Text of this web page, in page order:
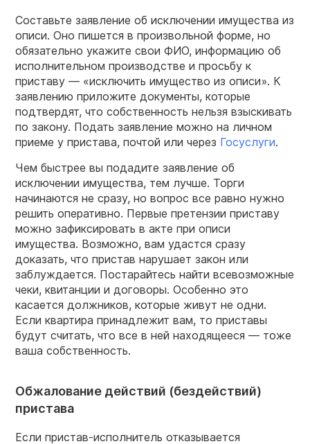
Составьте заявление об исключении имущества из
описи. Оно пишется в произвольной форме, но
обязательно укажите свои ФИО, информацию об
исполнительном производстве и просьбу к
приставу — «исключить имущество из описи». К
заявлению приложите документы, которые
подтвердят, что собственность нельзя взыскивать
по закону. Подать заявление можно на личном
приеме у пристава, почтой или через Госуслуги.
Чем быстрее вы подадите заявление об
исключении имущества, тем лучше. Торги
начинаются не сразу, но вопрос все равно нужно
решить оперативно. Первые претензии приставу
можно зафиксировать в акте при описи
имущества. Возможно, вам удастся сразу
доказать, что пристав нарушает закон или
заблуждается. Постарайтесь найти всевозможные
чеки, квитанции и договоры. Особенно это
касается должников, которые живут не одни.
Если квартира принадлежит вам, то приставы
будут считать, что все в ней находящееся — тоже
ваша собственность.
Обжалование действий (бездействий)
пристава
Если пристав-исполнитель отказывается